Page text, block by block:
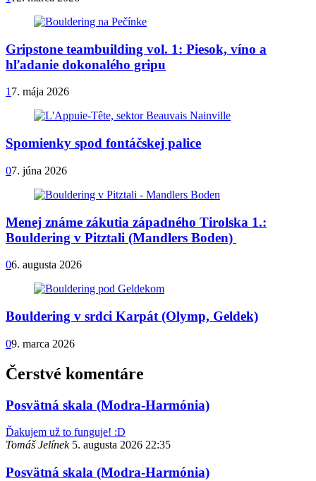
Gripstone teambuilding vol. 1: Piesok, víno a
hľadanie dokonalého gripu
1 7. mája 2026
Spomienky spod fontáčskej palice
07. júna 2026
Menej známe zákutia západného Tirolska 1.:
Bouldering v Pitztali (Mandlers Boden)
06. augusta 2026
Bouldering v srdci Karpát (Olymp, Geldek)
09. marca 2026
Čerstvé komentáre
Posvätná skala (Modra-Harmónia)
Ďakujem už to funguje! :D
Tomáš Jelínek 5. augusta 2026 22:35
Posvätná skala (Modra-Harmónia)